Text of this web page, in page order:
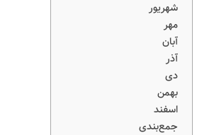
شهریور
مهر
آبان
آذر
دی
بهمن
اسفند
جمع‌بندی